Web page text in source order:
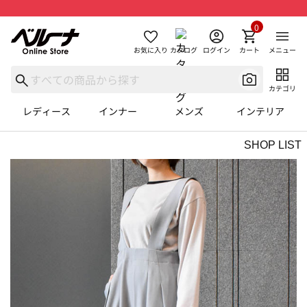
お気に入り カタログ ログイン カート
0
メニュー
カテゴリ
レディース インナー メンズ インテリア
SHOP LIST